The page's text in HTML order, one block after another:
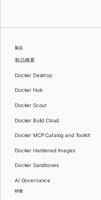
製品
製品概要
Docker Desktop
Docker Hub
Docker Scout
Docker Build Cloud
Docker MCP Catalog and Toolkit
Docker Hardened Images
Docker Sandboxes
AI Governance
特徴